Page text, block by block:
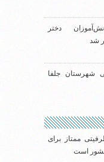
دختر
شد
شهرستان جلفا
ممتاز برای
است